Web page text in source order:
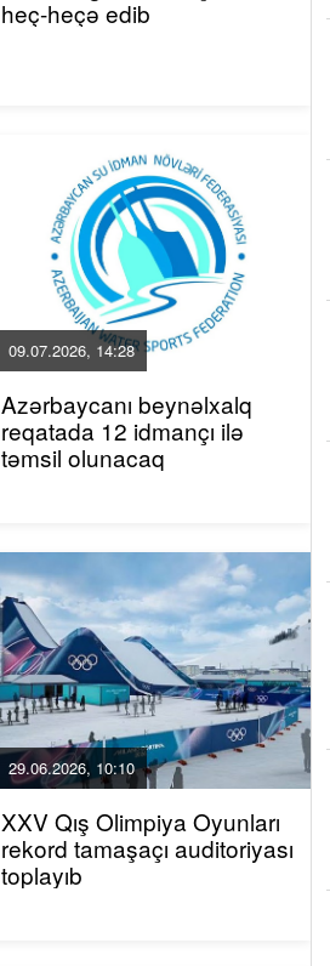
heç-heçə edib
09.07.2026, 14:28
Azərbaycanı beynəlxalq
reqatada 12 idmançı ilə
təmsil olunacaq
29.06.2026, 10:10
XXV Qış Olimpiya Oyunları
rekord tamaşaçı auditoriyası
toplayıb